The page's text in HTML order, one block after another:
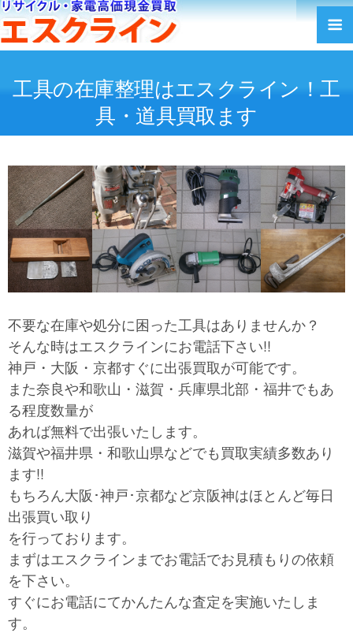
工具の在庫整理はエスクライン！工
具・道具買取ます
不要な在庫や処分に困った工具はありませんか？
そんな時はエスクラインにお電話下さい!!
神戸・大阪・京都すぐに出張買取が可能です。
また奈良や和歌山・滋賀・兵庫県北部・福井でもあ
る程度数量が
あれば無料で出張いたします。
滋賀や福井県・和歌山県などでも買取実績多数あり
ます!!
もちろん大阪･神戸･京都など京阪神はほとんど毎日
出張買い取り
を行っております。
まずはエスクラインまでお電話でお見積もりの依頼
を下さい。
すぐにお電話にてかんたんな査定を実施いたしま
す。